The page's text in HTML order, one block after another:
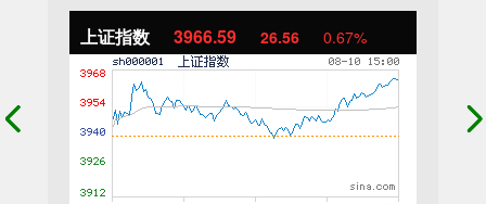
上证指数 3966.59 26.56 0.67%